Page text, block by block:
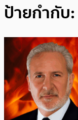
ป้ายกำกับ: